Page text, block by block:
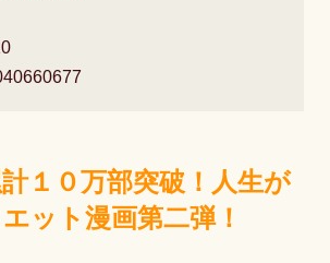
１０万部突破！人生が
ット漫画第二弾！